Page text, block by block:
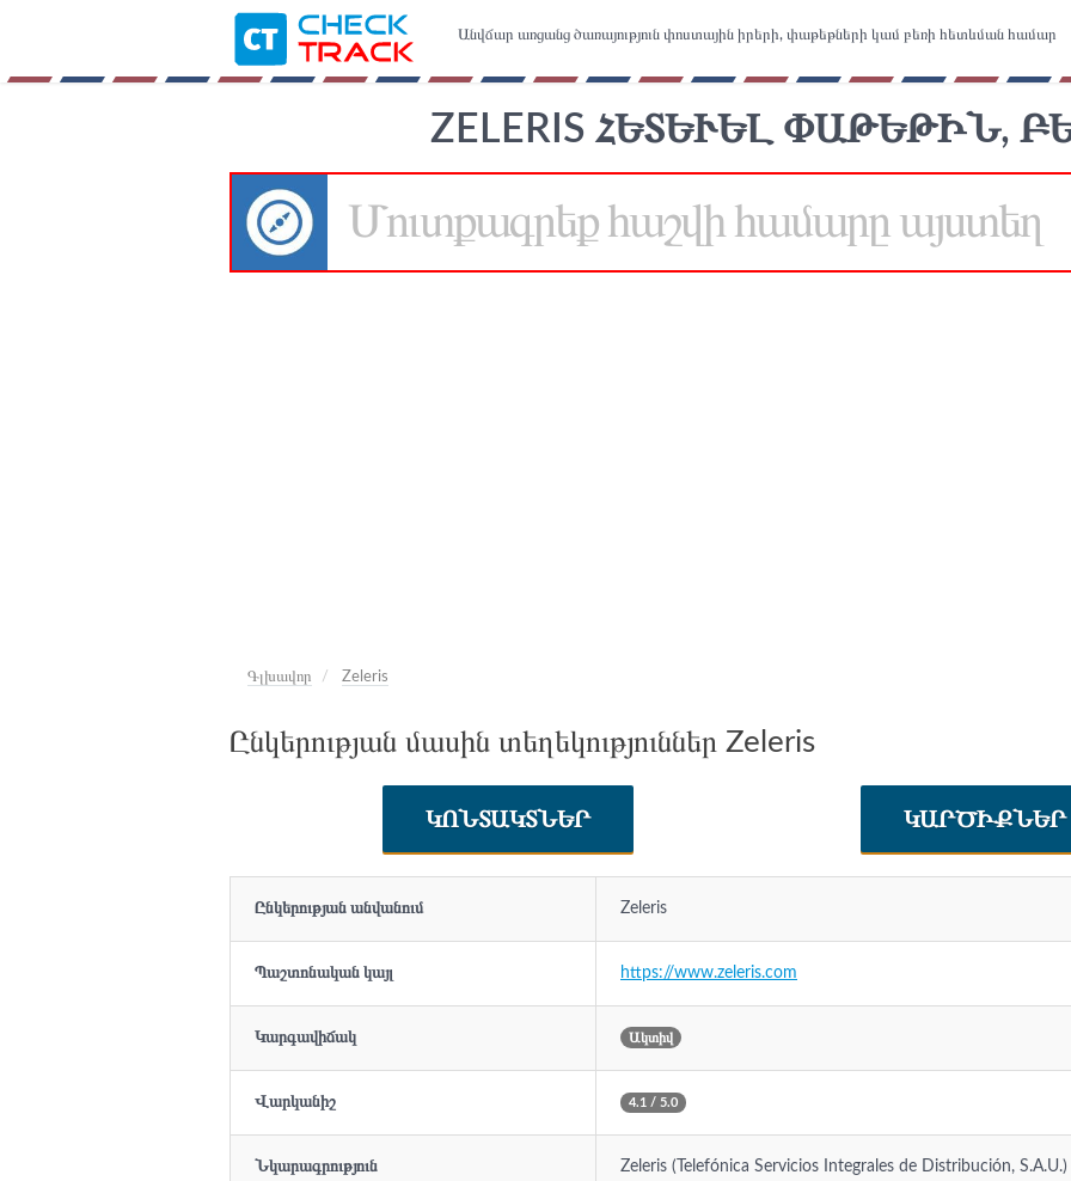
Անվճար առցանց ծառայություն փոստային իրերի, փաթեթների կամ բեռի հետևման համար
ZELERIS ՀԵՏԵՒԵԼ ՓԱԹԵԹԻՆ,
Գլխավոր Zeleris
Ընկերության մասին տեղեկություններ Zeleris
ԿՈՆՏԱԿՏՆԵՐ ԿԱՐԾԻՔՆԵՐ
Ընկերության անվանում Zeleris
Պաշտոնական կայլ https://www.zeleris.com
Կարգավիճակ Ակտիվ
Վարկանիշ 4.1 / 5.0
Նկարագրություն
Zeleris (Telefónica Servicios Integrales de Distribución,